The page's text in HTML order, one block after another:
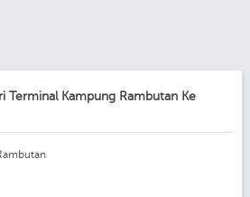
Terminal Kampung Rambutan Ke